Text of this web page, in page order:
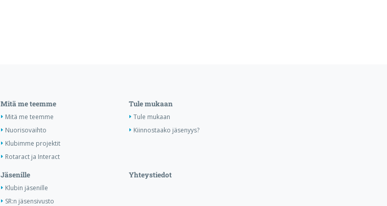
Mitä me teemme
Mitä me teemme
Nuorisovaihto
Klubimme projektit
Rotaract ja Interact
Tule mukaan
Tule mukaan
Kiinnostaako jäsenyys?
Jäsenille
Klubin jäsenille
SR:n jäsensivusto
Yhteystiedot